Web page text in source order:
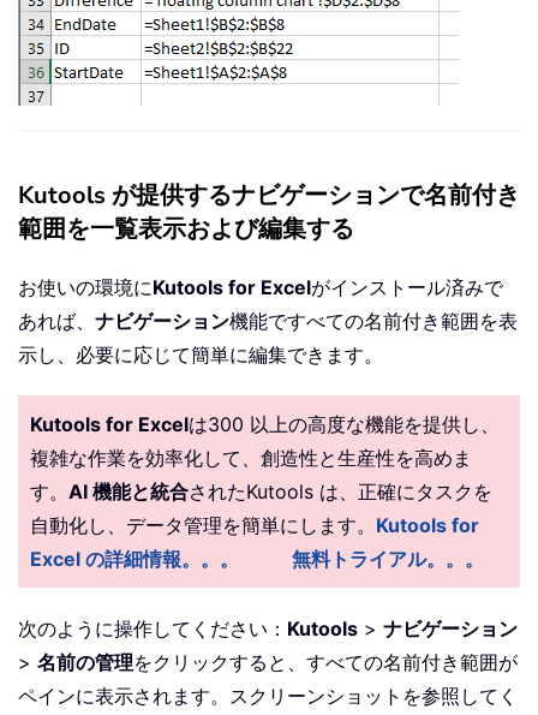
Kutools が提供するナビゲーションで名前付き
範囲を一覧表示および編集する
お使いの環境にKutools for Excelがインストール済みで
あれば、 ナビゲーション機能ですべての名前付き範囲を表
示し、必要に応じて簡単に編集できます。
Kutools for Excelは300 以上の高度な機能を提供し、
複雑な作業を効率化して、創造性と生産性を高めま
す。 AI 機能と統合されたKutools は、正確にタスクを
自動化し、データ管理を簡単にします。 Kutools for
Excel の詳細情報。。。
無料トライアル。。。
次のように操作してください： Kutools > ナビゲーション
> 名前の管理をクリックすると、すべての名前付き範囲が
ペインに表示されます。スクリーンショットを参照してく